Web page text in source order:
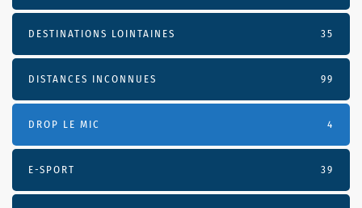
DESTINATIONS LOINTAINES 35
DISTANCES INCONNUES 99
DROP LE MIC 4
E-SPORT 39